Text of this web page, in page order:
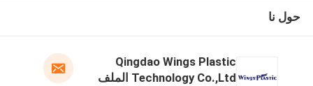
حول نا
Qingdao Wings Plastic
Technology Co.,Ltd الملف